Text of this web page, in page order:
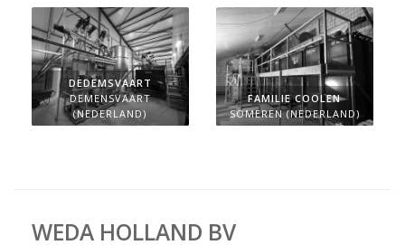
DEDEMSVAART
DEMENSVAART
(NEDERLAND)
FAMILIE COOLEN
SOMEREN (NEDERLAND)
WEDA HOLLAND BV